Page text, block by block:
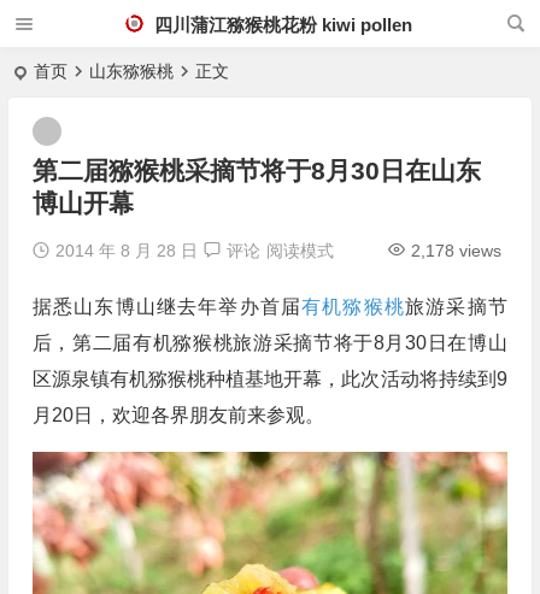
四川蒲江猕猴桃花粉 kiwi pollen
首页 山东猕猴桃 正文
第二届猕猴桃采摘节将于8月30日在山东
博山开幕
2014 年 8 月 28 日 评论 2,178 views
阅读模式
据悉山东博山继去年举办首届有机猕猴桃旅游采摘节
后，第二届有机猕猴桃旅游采摘节将于8月30日在博山
区源泉镇有机猕猴桃种植基地开幕，此次活动将持续到9
月20日，欢迎各界朋友前来参观。